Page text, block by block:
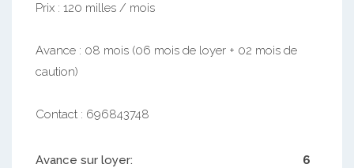
Prix : 120 milles / mois
Avance : 08 mois (06 mois de loyer + 02 mois de
caution)
Contact : 696843748
Avance sur loyer:
6